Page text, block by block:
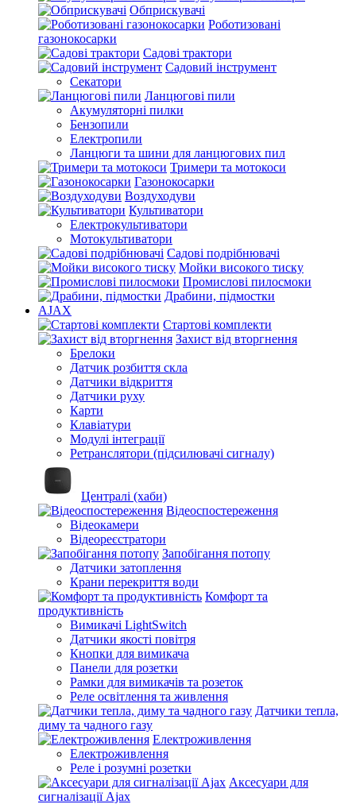
Обприскувачі
Роботизовані
газонокосарки
Садові трактори
Садовий інструмент
Секатори
Ланцюгові пили
Акумуляторні пилки
Бензопили
Електропили
Ланцюги та шини для ланцюгових пил
Тримери та мотокоси
Газонокосарки
Воздуходуви
Культиватори
Електрокультиватори
Мотокультиватори
Садові подрібнювачі
Мойки високого тиску
Промислові пилосмоки
Драбини, підмостки
AJAX
Стартові комплекти
Захист від вторгнення
Брелоки
Датчик розбиття скла
Датчики відкриття
Датчики руху
Карти
Клавіатури
Модулі інтеграції
Ретранслятори (підсилювачі сигналу)
Централі (хаби)
Відеоспостереження
Відеокамери
Відеореєстратори
Запобігання потопу
Датчики затоплення
Крани перекриття води
Комфорт та
продуктивність
Вимикачі LightSwitch
Датчики якості повітря
Кнопки для вимикача
Панели для розетки
Рамки для вимикачів та розеток
Реле освітлення та живлення
Датчики тепла,
диму та чадного газу
Електроживлення
Електроживлення
Реле і розумні розетки
Аксесуари для
сигналізації Ajax